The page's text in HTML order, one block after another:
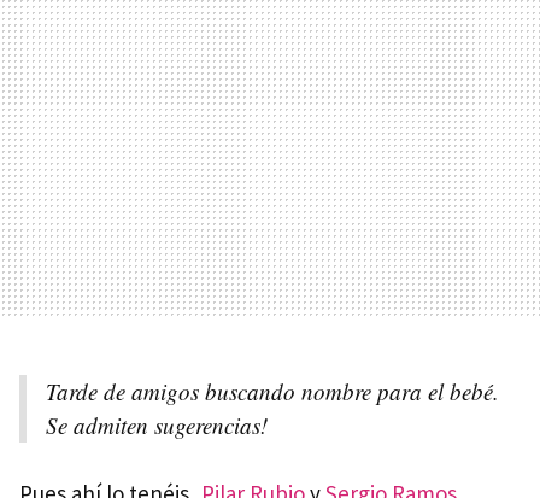
Tarde de amigos buscando nombre para el bebé.
Se admiten sugerencias!